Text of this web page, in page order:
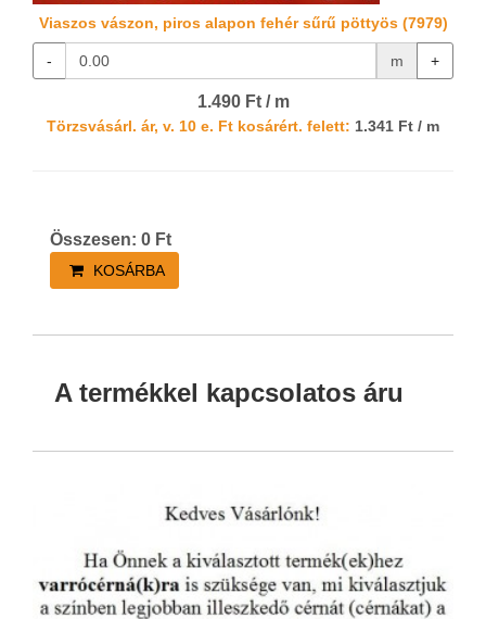
Viaszos vászon, piros alapon fehér sűrű pöttyös (7979)
- m +
1.490 Ft / m
Törzsvásárl. ár, v. 10 e. Ft kosárért. felett: 1.341 Ft / m
Összesen: 0 Ft
KOSÁRBA
A termékkel kapcsolatos áru